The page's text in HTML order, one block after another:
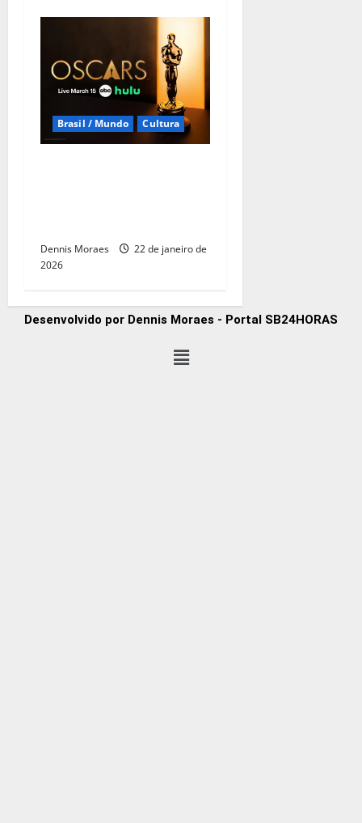
Brasil / Mundo Cultura
Dennis Moraes
22 de janeiro de
2026
Desenvolvido por Dennis Moraes - Portal SB24HORAS